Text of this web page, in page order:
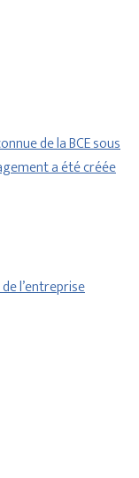
de la BCE sous
a été créée
l’entreprise